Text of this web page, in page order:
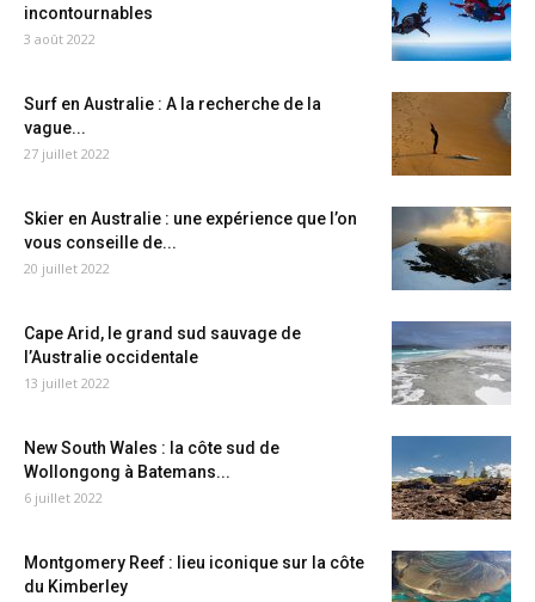
incontournables
3 août 2022
Surf en Australie : A la recherche de la
vague...
27 juillet 2022
Skier en Australie : une expérience que l’on
vous conseille de...
20 juillet 2022
Cape Arid, le grand sud sauvage de
l’Australie occidentale
13 juillet 2022
New South Wales : la côte sud de
Wollongong à Batemans...
6 juillet 2022
Montgomery Reef : lieu iconique sur la côte
du Kimberley